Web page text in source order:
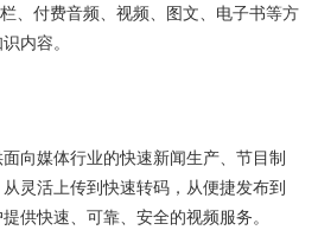
、付费音频、视频、图文、电子书等方
内容。
向媒体行业的快速新闻生产、节目制
灵活上传到快速转码，从便捷发布到
供快速、可靠、安全的视频服务。